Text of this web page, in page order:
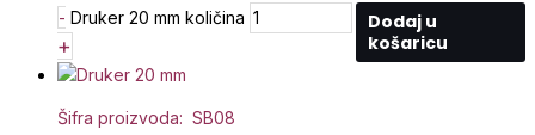
- Druker 20 mm količina
+
Dodaj u
košaricu
Šifra proizvoda: SB08